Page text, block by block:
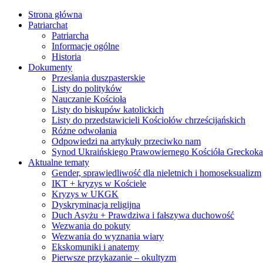
Strona główna
Patriarchat
Patriarcha
Informacje ogólne
Historia
Dokumenty
Przesłania duszpasterskie
Listy do polityków
Nauczanie Kościoła
Listy do biskupów katolickich
Listy do przedstawicieli Kościołów chrześcijańskich
Różne odwołania
Odpowiedzi na artykuły przeciwko nam
Synod Ukraińskiego Prawowiernego Kościóła
Aktualne tematy
Gender, sprawiedliwość dla nieletnich i homoseksualizm
IKT + kryzys w Kościele
Kryzys w UKGK
Dyskryminacja religijna
Duch Asyżu + Prawdziwa i fałszywa duchowość
Wezwania do pokuty
Wezwania do wyznania wiary
Ekskomuniki i anatemy
Pierwsze przykazanie – okultyzm